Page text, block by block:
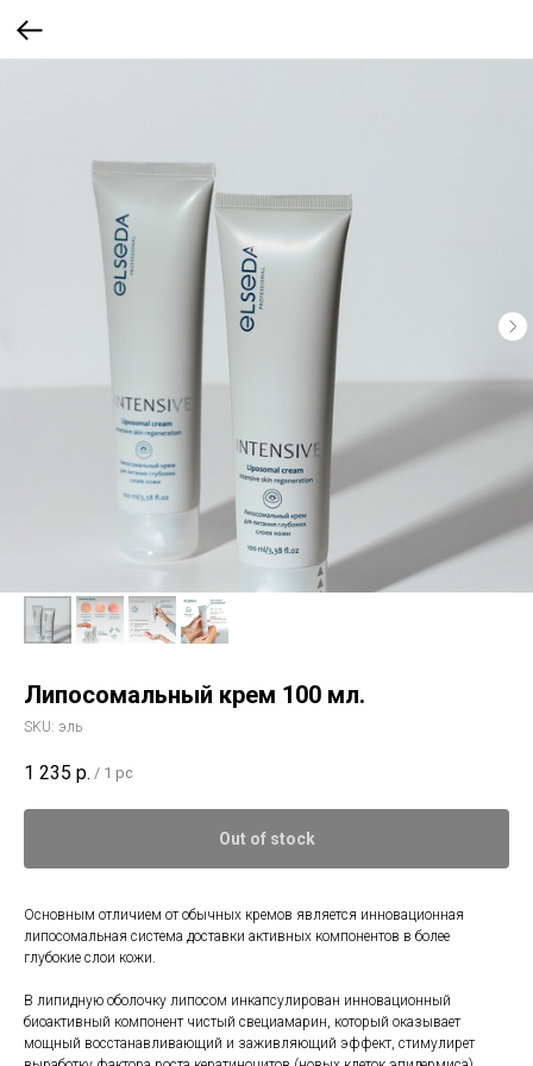
Липосомальный крем 100 мл.
SKU: эль
1 235 р. / 1 pc
Out of stock
Основным отличием от обычных кремов является инновационная
липосомальная система доставки активных компонентов в более
глубокие слои кожи.
В липидную оболочку липосом инкапсулирован инновационный
биоактивный компонент чистый свециамарин, который оказывает
мощный восстанавливающий и заживляющий эффект, стимулирет